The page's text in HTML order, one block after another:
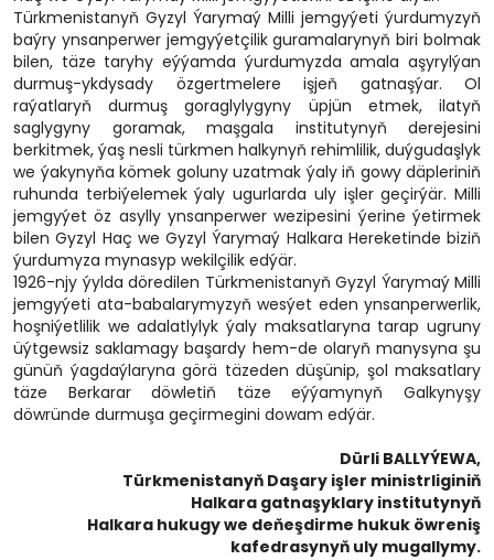
Türkmenistanyň Gyzyl Ýarymaý Milli jemgyýeti ýurdumyzyň
baýry ynsanperwer jemgyýetçilik guramalarynyň biri bolmak
bilen, täze taryhy eýýamda ýurdumyzda amala aşyrylýan
durmuş-ykdysady özgertmelere işjeň gatnaşýar. Ol
raýatlaryň durmuş goraglylygyny üpjün etmek, ilatyň
saglygyny goramak, maşgala institutynyň derejesini
berkitmek, ýaş nesli türkmen halkynyň rehimlilik, duýgudaşlyk
we ýakynyňa kömek goluny uzatmak ýaly iň gowy däpleriniň
ruhunda terbiýelemek ýaly ugurlarda uly işler geçirýär. Milli
jemgyýet öz asylly ynsanperwer wezipesini ýerine ýetirmek
bilen Gyzyl Haç we Gyzyl Ýarymaý Halkara Hereketinde biziň
ýurdumyza mynasyp wekilçilik edýär.
1926-njy ýylda döredilen Türkmenistanyň Gyzyl Ýarymaý Milli
jemgyýeti ata-babalarymyzyň wesýet eden ynsanperwerlik,
hoşniýetlilik we adalatlylyk ýaly maksatlaryna tarap ugruny
üýtgewsiz saklamagy başardy hem-de olaryň manysyna şu
günüň ýagdaýlaryna görä täzeden düşünip, şol maksatlary
täze Berkarar döwletiň täze eýýamynyň Galkynyşy
döwründe durmuşa geçirmegini dowam edýär.
Dürli BALLYÝEWA,
Türkmenistanyň Daşary işler ministrliginiň
Halkara gatnaşyklary institutynyň
Halkara hukugy we deňeşdirme hukuk öwreniş
kafedrasynyň uly mugallymy.